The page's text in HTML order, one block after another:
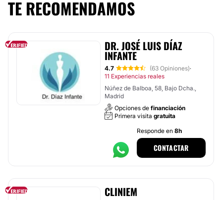
TE RECOMENDAMOS
DR. JOSÉ LUIS DÍAZ
INFANTE
4.7 (63 Opiniones)·
11 Experiencias reales
Núñez de Balboa, 58, Bajo Dcha.,
Madrid
Opciones de financiación
Primera visita gratuita
Responde en 8h
CONTACTAR
CLINIEM